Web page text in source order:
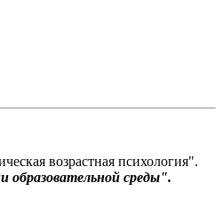
возрастная психология".
образовательной среды".